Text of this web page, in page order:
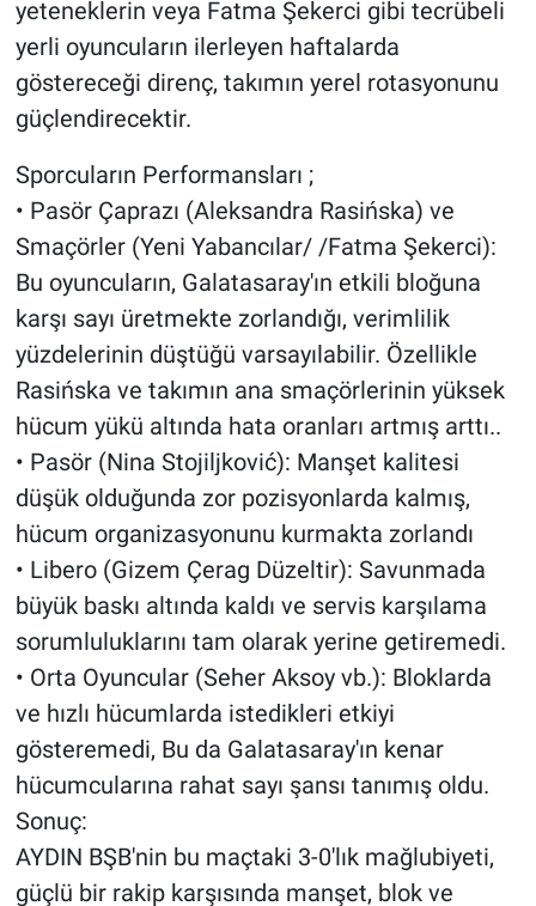
yeteneklerin veya Fatma Şekerci gibi tecrübeli
yerli oyuncuların ilerleyen haftalarda
göstereceği direnç, takımın yerel rotasyonunu
güçlendirecektir.
Sporcuların Performansları ;
• Pasör Çaprazı (Aleksandra Rasińska) ve
Smaçörler (Yeni Yabancılar/ /Fatma Şekerci):
Bu oyuncuların, Galatasaray'ın etkili bloğuna
karşı sayı üretmekte zorlandığı, verimlilik
yüzdelerinin düştüğü varsayılabilir. Özellikle
Rasińska ve takımın ana smaçörlerinin yüksek
hücum yükü altında hata oranları artmış arttı..
• Pasör (Nina Stojiljković): Manşet kalitesi
düşük olduğunda zor pozisyonlarda kalmış,
hücum organizasyonunu kurmakta zorlandı
• Libero (Gizem Çerag Düzeltir): Savunmada
büyük baskı altında kaldı ve servis karşılama
sorumluluklarını tam olarak yerine getiremedi.
• Orta Oyuncular (Seher Aksoy vb.): Bloklarda
ve hızlı hücumlarda istedikleri etkiyi
gösteremedi, Bu da Galatasaray'ın kenar
hücumcularına rahat sayı şansı tanımış oldu.
Sonuç:
AYDIN BŞB'nin bu maçtaki 3-0'lık mağlubiyeti,
güçlü bir rakip karşısında manşet, blok ve